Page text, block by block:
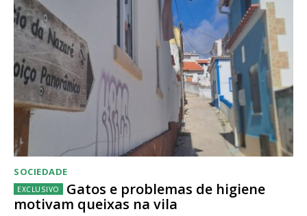
SOCIEDADE
Gatos e problemas de higiene
motivam queixas na vila